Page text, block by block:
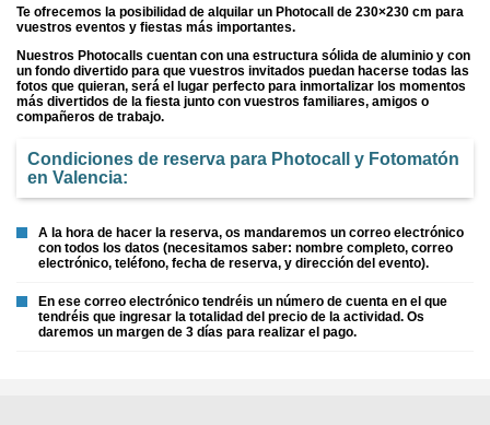
Te ofrecemos la posibilidad de alquilar un Photocall de 230×230 cm para
vuestros eventos y fiestas más importantes.
Nuestros Photocalls cuentan con una estructura sólida de aluminio y con
un fondo divertido para que vuestros invitados puedan hacerse todas las
fotos que quieran, será el lugar perfecto para inmortalizar los momentos
más divertidos de la fiesta junto con vuestros familiares, amigos o
compañeros de trabajo.
Condiciones de reserva para Photocall y Fotomatón
en Valencia:
A la hora de hacer la reserva, os mandaremos un correo electrónico
con todos los datos (necesitamos saber: nombre completo, correo
electrónico, teléfono, fecha de reserva, y dirección del evento).
En ese correo electrónico tendréis un número de cuenta en el que
tendréis que ingresar la totalidad del precio de la actividad. Os
daremos un margen de 3 días para realizar el pago.